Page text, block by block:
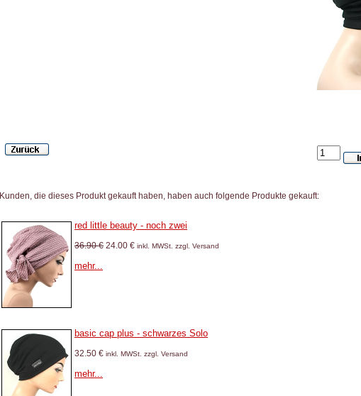
Kunden, die dieses Produkt gekauft haben, haben auch folgende Produkte gekauft:
red little beauty - noch zwei
36.90 € 24.00 € inkl. MWSt. zzgl. Versand
mehr...
basic cap plus - schwarzes Solo
32.50 € inkl. MWSt. zzgl. Versand
mehr...